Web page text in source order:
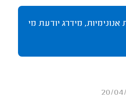
מידרג יודעת מי